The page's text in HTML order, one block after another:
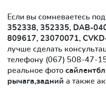
Если вы сомневаетесь
352338, 352335, DAB-
809617, 23070071,
лучше сделать
телефону (067) 508-47-
реальное фото
рычага,задний а также